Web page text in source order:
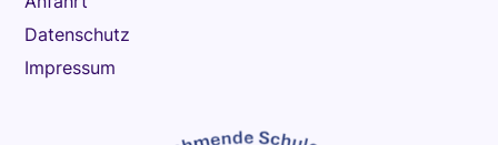
Datenschutz
Impressum